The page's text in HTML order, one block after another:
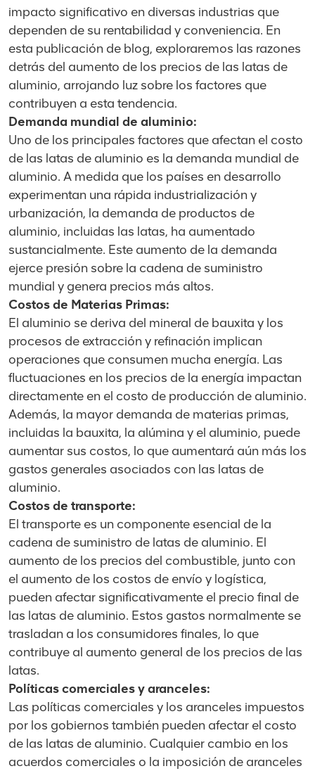
impacto significativo en diversas industrias que
dependen de su rentabilidad y conveniencia. En
esta publicación de blog, exploraremos las razones
detrás del aumento de los precios de las latas de
aluminio, arrojando luz sobre los factores que
contribuyen a esta tendencia.
Demanda mundial de aluminio:
Uno de los principales factores que afectan el costo
de las latas de aluminio es la demanda mundial de
aluminio. A medida que los países en desarrollo
experimentan una rápida industrialización y
urbanización, la demanda de productos de
aluminio, incluidas las latas, ha aumentado
sustancialmente. Este aumento de la demanda
ejerce presión sobre la cadena de suministro
mundial y genera precios más altos.
Costos de Materias Primas:
El aluminio se deriva del mineral de bauxita y los
procesos de extracción y refinación implican
operaciones que consumen mucha energía. Las
fluctuaciones en los precios de la energía impactan
directamente en el costo de producción de aluminio.
Además, la mayor demanda de materias primas,
incluidas la bauxita, la alúmina y el aluminio, puede
aumentar sus costos, lo que aumentará aún más los
gastos generales asociados con las latas de
aluminio.
Costos de transporte:
El transporte es un componente esencial de la
cadena de suministro de latas de aluminio. El
aumento de los precios del combustible, junto con
el aumento de los costos de envío y logística,
pueden afectar significativamente el precio final de
las latas de aluminio. Estos gastos normalmente se
trasladan a los consumidores finales, lo que
contribuye al aumento general de los precios de las
latas.
Políticas comerciales y aranceles:
Las políticas comerciales y los aranceles impuestos
por los gobiernos también pueden afectar el costo
de las latas de aluminio. Cualquier cambio en los
acuerdos comerciales o la imposición de aranceles